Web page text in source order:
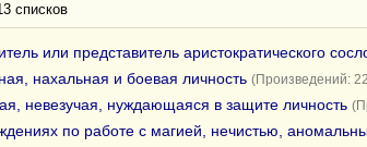
списков
или представитель аристократического
нахальная и боевая личность (Произведений:
невезучая, нуждающаяся в защите личность
по работе с магией, нечистью,